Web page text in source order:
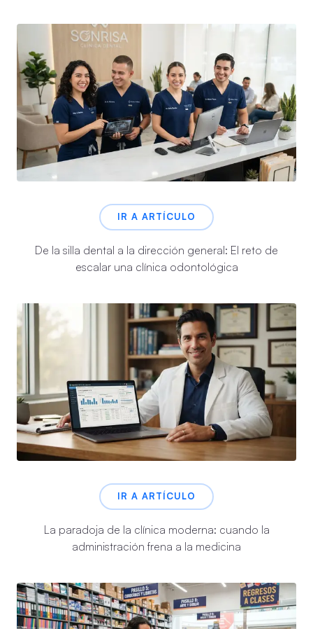
IR A ARTÍCULO
De la silla dental a la dirección general: El reto de
escalar una clínica odontológica
IR A ARTÍCULO
La paradoja de la clínica moderna: cuando la
administración frena a la medicina